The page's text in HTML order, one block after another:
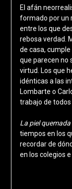
El afán
formado por un
entre los que
rebosa verdad.
de casa,
que parecen no
virtud. Los que
idénticas a las
Lombarte o
trabajo de todos
La piel quemada
tiempos en los
recordar de
en los colegios